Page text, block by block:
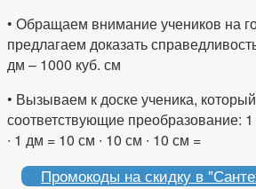
• Обращаем внимание учеников на
предлагаем доказать
дм – 1000 куб. см
• Вызываем к доске ученика,
соответствующие преобразование:
∙ 1 дм = 10 см ∙ 10 см ∙ 10 см =
Промокоды на скидку в